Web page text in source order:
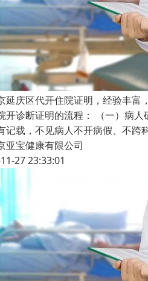
延庆区代开住院证明，经验丰富
开诊断证明的流程： （一）病
记载，不见病人不开病假、不跨
亚宝健康有限公司
27 23:33:01